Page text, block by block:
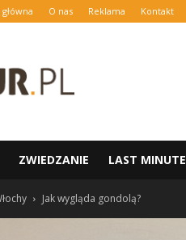
O nas Reklama Kontakt
ZWIEDZANIE LAST MINUTE
Jak wygląda gondolą?